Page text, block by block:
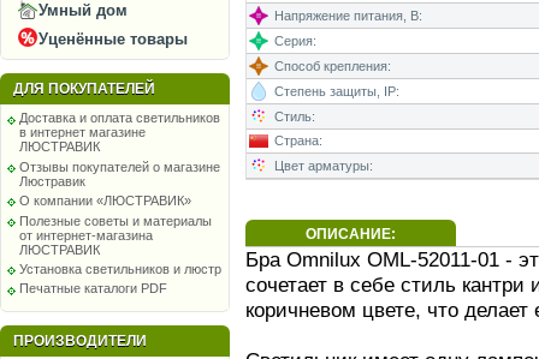
Умный дом
Уценённые товары
ДЛЯ ПОКУПАТЕЛЕЙ
Доставка и оплата светильников
в интернет магазине
ЛЮСТРАВИК
Отзывы покупателей о магазине
Люстравик
О компании «ЛЮСТРАВИК»
Полезные советы и материалы
от интернет-магазина
ЛЮСТРАВИК
Установка светильников и люстр
Печатные каталоги PDF
ПРОИЗВОДИТЕЛИ
Напряжение питания, В:
Серия:
Способ крепления:
Степень защиты, IP:
Стиль:
Страна:
Цвет арматуры:
ОПИСАНИЕ:
Бра Omnilux OML-52011-01 -
сочетает в себе стиль
коричневом цвете, что